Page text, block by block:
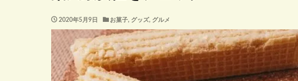
2020年5月9日 お菓子, グッズ, グルメ